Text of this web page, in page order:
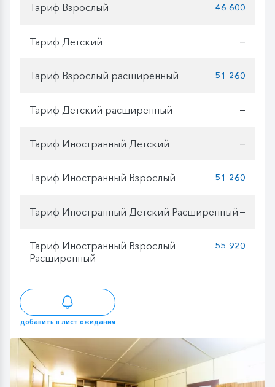
Тариф Взрослый 46 600
Тариф Детский —
Тариф Взрослый расширенный 51 260
Тариф Детский расширенный —
Тариф Иностранный Детский —
Тариф Иностранный Взрослый 51 260
Тариф Иностранный Детский Расширенный —
Тариф Иностранный Взрослый
Расширенный
55 920
добавить в лист ожидания